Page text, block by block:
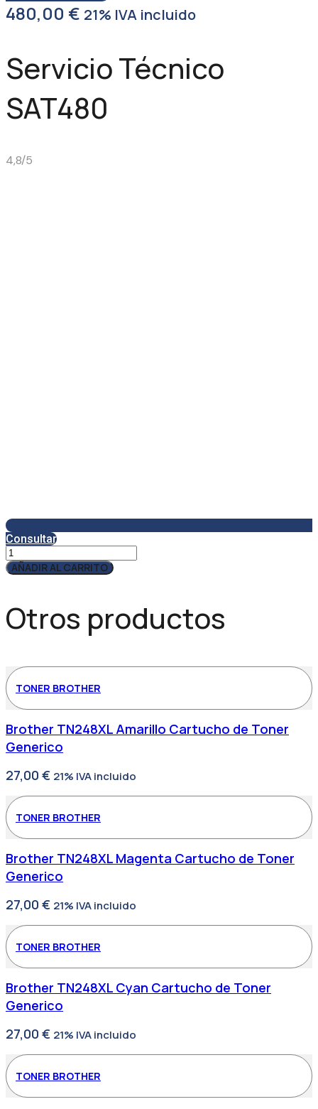
480,00 € 21% IVA incluido
Servicio Técnico
SAT480
4,8/5
Consultar
Servicio
Técnico
SAT480
AÑADIR AL CARRITO
Otros productos
TONER BROTHER
Brother TN248XL Amarillo Cartucho de Toner
Generico
27,00 € 21% IVA incluido
TONER BROTHER
Brother TN248XL Magenta Cartucho de Toner
Generico
27,00 € 21% IVA incluido
TONER BROTHER
Brother TN248XL Cyan Cartucho de Toner
Generico
27,00 € 21% IVA incluido
TONER BROTHER